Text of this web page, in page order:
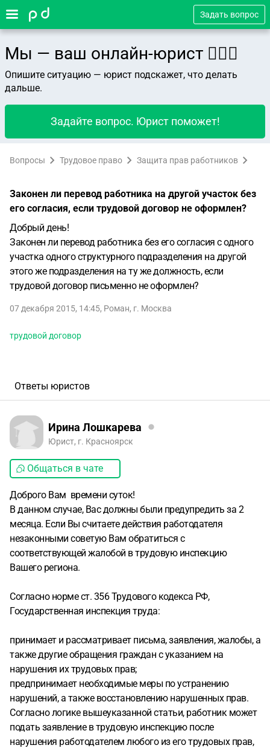
Задать вопрос
Мы — ваш онлайн-юрист 👨🏻‍⚖️
Опишите ситуацию — юрист подскажет, что делать
дальше.
Задайте вопрос. Юрист поможет!
Вопросы Трудовое право Защита прав работников
Законен ли перевод работника на другой участок без
его согласия, если трудовой договор не оформлен?
Добрый день!
Законен ли перевод работника без его согласия с одного
участка одного структурного подразделения на другой
этого же подразделения на ту же должность, если
трудовой договор письменно не оформлен?
07 декабря 2015, 14:45, Роман, г. Москва
трудовой договор
Ответы юристов
Ирина Лошкарева
Юрист, г. Красноярск
Общаться в чате
Доброго Вам времени суток!
В данном случае, Вас должны были предупредить за 2
месяца. Если Вы считаете действия работодателя
незаконными советую Вам обратиться с
соответствующей жалобой в трудовую инспекцию
Вашего региона.
Согласно норме ст. 356 Трудового кодекса РФ,
Государственная инспекция труда:
принимает и рассматривает письма, заявления, жалобы, а
также другие обращения граждан с указанием на
нарушения их трудовых прав;
предпринимает необходимые меры по устранению
нарушений, а также восстановлению нарушенных прав.
Согласно логике вышеуказанной статьи, работник может
подать заявление в трудовую инспекцию после
нарушения работодателем любого из его трудовых прав,